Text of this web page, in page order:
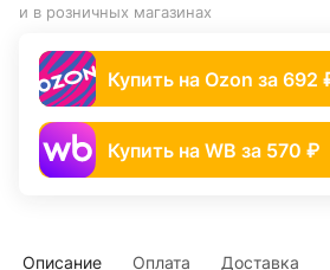
и в розничных магазинах
Купить на Ozon за 692
Купить на WB за 570 ₽
Описание Оплата Доставка